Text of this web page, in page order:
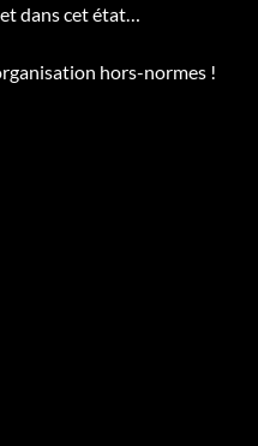
dans cet état…
hors-normes !